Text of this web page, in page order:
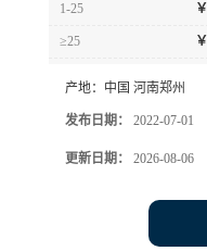
1-25 ￥
≥25 ￥
产地： 中国 河南郑州
发布日期： 2022-07-01
更新日期： 2026-08-06